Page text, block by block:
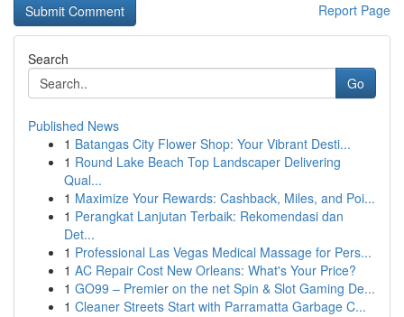
Report Page
Search
Go
Published News
1 Batangas City Flower Shop: Your Vibrant Desti...
1 Round Lake Beach Top Landscaper Delivering
Qual...
1 Maximize Your Rewards: Cashback, Miles, and Poi...
1 Perangkat Lanjutan Terbaik: Rekomendasi dan
Det...
1 Professional Las Vegas Medical Massage for Pers...
1 AC Repair Cost New Orleans: What's Your Price?
1 GO99 – Premier on the net Spin & Slot Gaming De...
1 Cleaner Streets Start with Parramatta Garbage C...